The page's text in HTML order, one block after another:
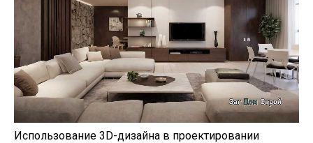
Использование 3D-дизайна в проектировании